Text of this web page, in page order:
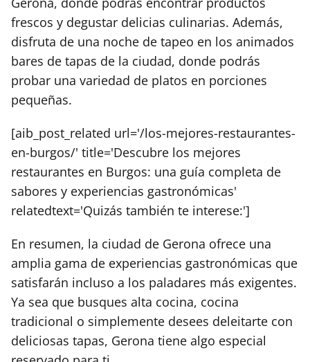
frescos y degustar delicias culinarias. Además,
disfruta de una noche de tapeo en los animados
bares de tapas de la ciudad, donde podrás
probar una variedad de platos en porciones
pequeñas.
[aib_post_related url='/los-mejores-restaurantes-
en-burgos/' title='Descubre los mejores
restaurantes en Burgos: una guía completa de
sabores y experiencias gastronómicas'
relatedtext='Quizás también te interese:']
En resumen, la ciudad de Gerona ofrece una
amplia gama de experiencias gastronómicas que
satisfarán incluso a los paladares más exigentes.
Ya sea que busques alta cocina, cocina
tradicional o simplemente desees deleitarte con
deliciosas tapas, Gerona tiene algo especial